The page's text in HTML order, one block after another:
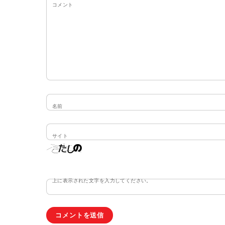
コメント
名前
サイト
上に表示された文字を入力してください。